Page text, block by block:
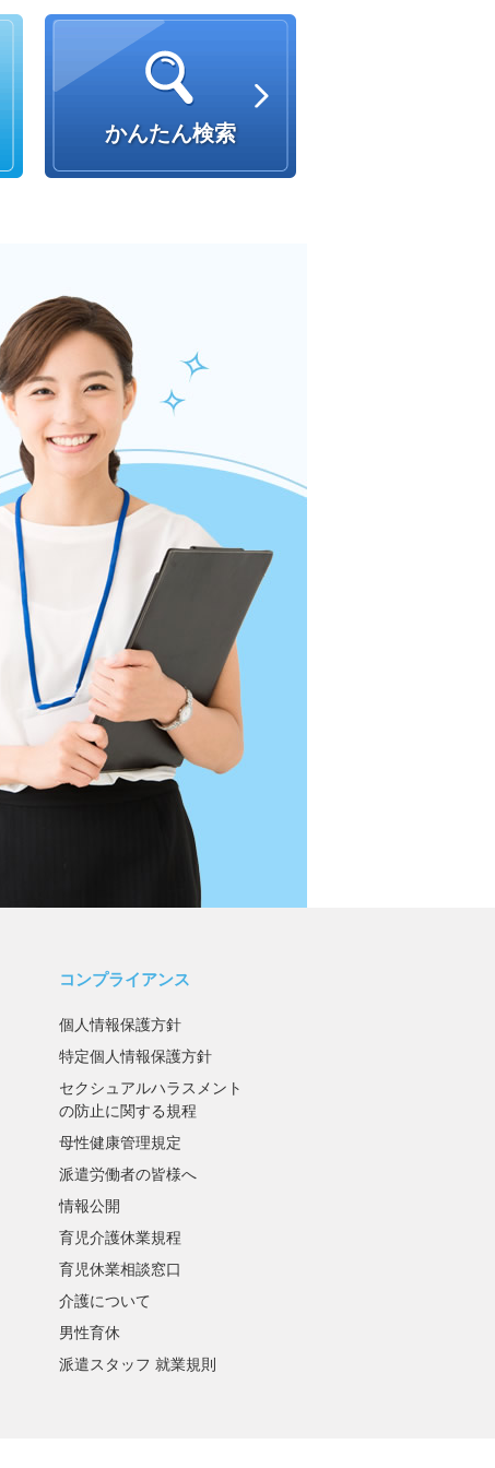
かんたん検索
コンプライアンス
個人情報保護方針
特定個人情報保護方針
セクシュアルハラスメント
の防止に関する規程
母性健康管理規定
派遣労働者の皆様へ
情報公開
育児介護休業規程
育児休業相談窓口
介護について
男性育休
派遣スタッフ 就業規則